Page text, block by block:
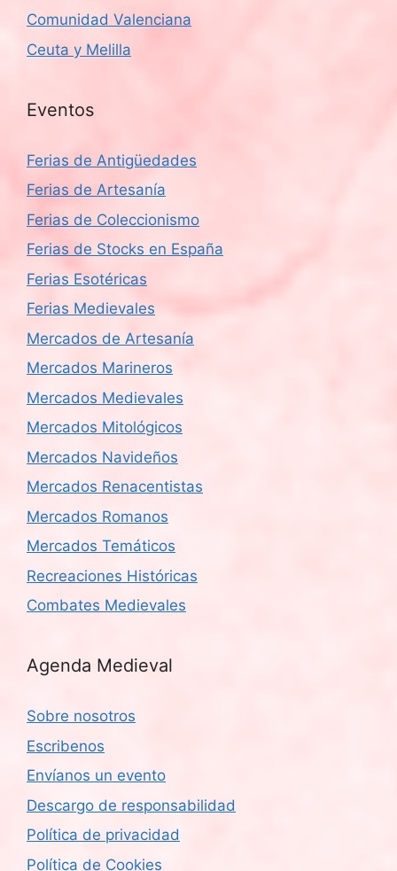
Comunidad Valenciana
Ceuta y Melilla
Eventos
Ferias de Antigüedades
Ferias de Artesanía
Ferias de Coleccionismo
Ferias de Stocks en España
Ferias Esotéricas
Ferias Medievales
Mercados de Artesanía
Mercados Marineros
Mercados Medievales
Mercados Mitológicos
Mercados Navideños
Mercados Renacentistas
Mercados Romanos
Mercados Temáticos
Recreaciones Históricas
Combates Medievales
Agenda Medieval
Sobre nosotros
Escribenos
Envíanos un evento
Descargo de responsabilidad
Política de privacidad
Política de Cookies